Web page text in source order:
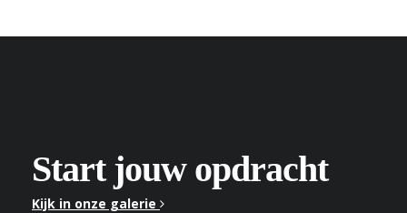
Start jouw opdracht
Kijk in onze galerie